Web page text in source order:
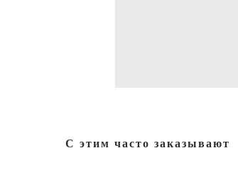
С этим часто заказывают